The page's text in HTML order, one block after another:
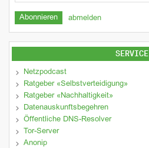
abmelden
SERVICE
Netzpodcast
Ratgeber «Selbstverteidigung»
Ratgeber «Nachhaltigkeit»
Datenauskunftsbegehren
Öffentliche DNS-Resolver
Tor-Server
Anonip